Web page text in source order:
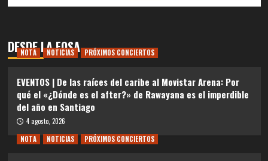
DESDE LA FOSA
NOTA NOTICIAS PRÓXIMOS CONCIERTOS
EVENTOS | De las raíces del caribe al Movistar Arena: Por
qué el «¿Dónde es el after?» de Rawayana es el imperdible
del año en Santiago
4 agosto, 2026
NOTA
NOTICIAS PRÓXIMOS CONCIERTOS